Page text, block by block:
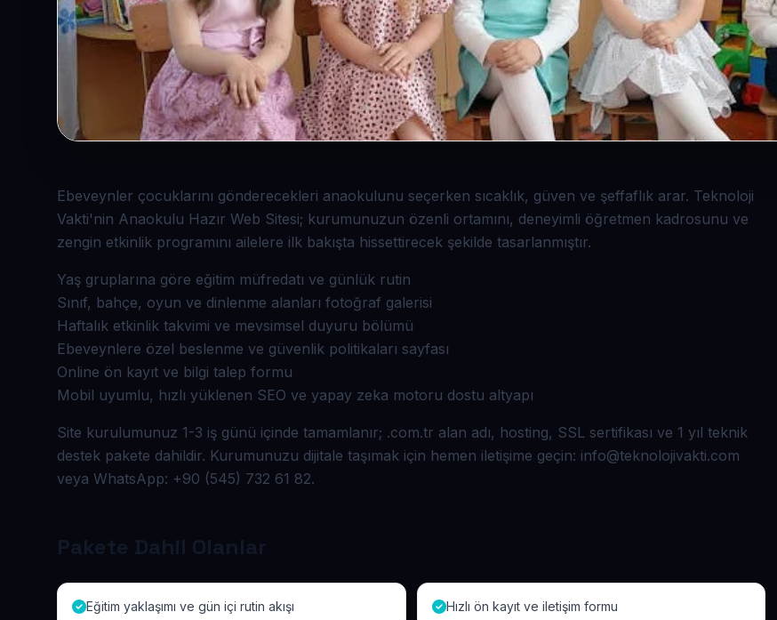
Ebeveynler çocuklarını gönderecekleri anaokulu­nu seçerken sıcaklık, güven ve şeffaflık arar. Teknoloji
Vakti'nin Anaokulu Hazır Web Sitesi; kurumunuzun özenli ortamını, deneyimli öğretmen kadrosunu ve
zengin etkinlik programını ailelere ilk bakışta hissettirecek şekilde tasarlanmıştır.
Yaş gruplarına göre eğitim müfredatı ve günlük rutin
Sınıf, bahçe, oyun ve dinlenme alanları fotoğraf galerisi
Haftalık etkinlik takvimi ve mevsimsel duyuru bölümü
Ebeveynlere özel beslenme ve güvenlik politikaları sayfası
Online ön kayıt ve bilgi talep formu
Mobil uyumlu, hızlı yüklenen SEO ve yapay zeka motoru dostu altyapı
Site kurulumunuz 1-3 iş günü içinde tamamlanır; .com.tr alan adı, hosting, SSL sertifikası ve 1 yıl teknik
destek pakete dahildir. Kurumunuzu dijitale taşımak için hemen iletişime geçin: info@teknolojivakti.com
veya WhatsApp: +90 (545) 732 61 82.
Pakete Dahil Olanlar
Eğitim yaklaşımı ve gün içi rutin akışı Hızlı ön kayıt ve iletişim formu